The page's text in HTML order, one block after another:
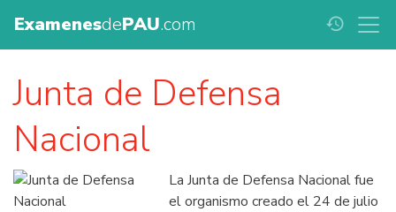
ExamenesdePAU.com history
Junta de Defensa
Nacional
La Junta de Defensa Nacional fue
el organismo creado el 24 de julio